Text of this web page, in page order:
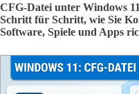
CFG-Datei unter Windows
Schritt für Schritt, wie Sie
Software, Spiele und Apps